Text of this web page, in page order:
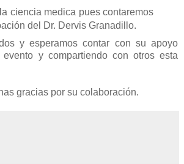
ciencia medica pues contaremos
del Dr. Dervis Granadillo.
y esperamos contar con su apoyo
y compartiendo con otros esta
gracias por su colaboración.